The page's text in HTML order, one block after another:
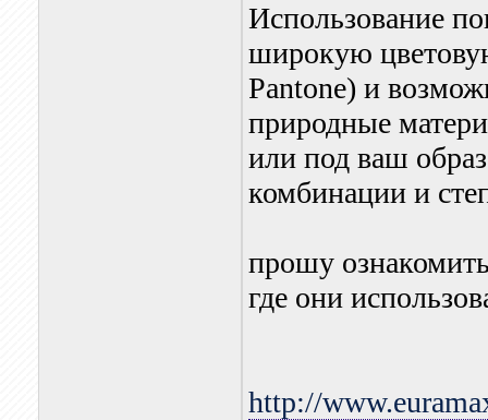
Использование
широкую
Pantone) и
природные
или под ваш
комбинации и
прошу
где они
http://